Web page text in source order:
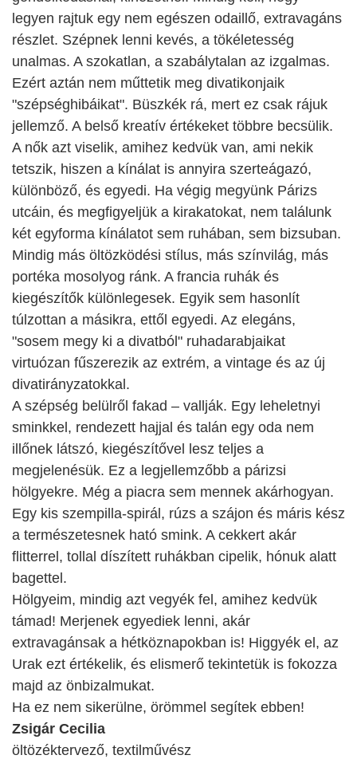
legyen rajtuk egy nem egészen odaillő, extravagáns
részlet. Szépnek lenni kevés, a tökéletesség
unalmas. A szokatlan, a szabálytalan az izgalmas.
Ezért aztán nem műttetik meg divatikonjaik
"szépséghibáikat". Büszkék rá, mert ez csak rájuk
jellemző. A belső kreatív értékeket többre becsülik.
A nők azt viselik, amihez kedvük van, ami nekik
tetszik, hiszen a kínálat is annyira szerteágazó,
különböző, és egyedi. Ha végig megyünk Párizs
utcáin, és megfigyeljük a kirakatokat, nem találunk
két egyforma kínálatot sem ruhában, sem bizsuban.
Mindig más öltözködési stílus, más színvilág, más
portéka mosolyog ránk. A francia ruhák és
kiegészítők különlegesek. Egyik sem hasonlít
túlzottan a másikra, ettől egyedi. Az elegáns,
"sosem megy ki a divatból" ruhadarabjaikat
virtuózan fűszerezik az extrém, a vintage és az új
divatirányzatokkal.
A szépség belülről fakad – vallják. Egy leheletnyi
sminkkel, rendezett hajjal és talán egy oda nem
illőnek látszó, kiegészítővel lesz teljes a
megjelenésük. Ez a legjellemzőbb a párizsi
hölgyekre. Még a piacra sem mennek akárhogyan.
Egy kis szempilla-spirál, rúzs a szájon és máris kész
a természetesnek ható smink. A cekkert akár
flitterrel, tollal díszített ruhákban cipelik, hónuk alatt
bagettel.
Hölgyeim, mindig azt vegyék fel, amihez kedvük
támad! Merjenek egyediek lenni, akár
extravagánsak a hétköznapokban is! Higgyék el, az
Urak ezt értékelik, és elismerő tekintetük is fokozza
majd az önbizalmukat.
Ha ez nem sikerülne, örömmel segítek ebben!
Zsigár Cecilia
öltözéktervező, textilművész